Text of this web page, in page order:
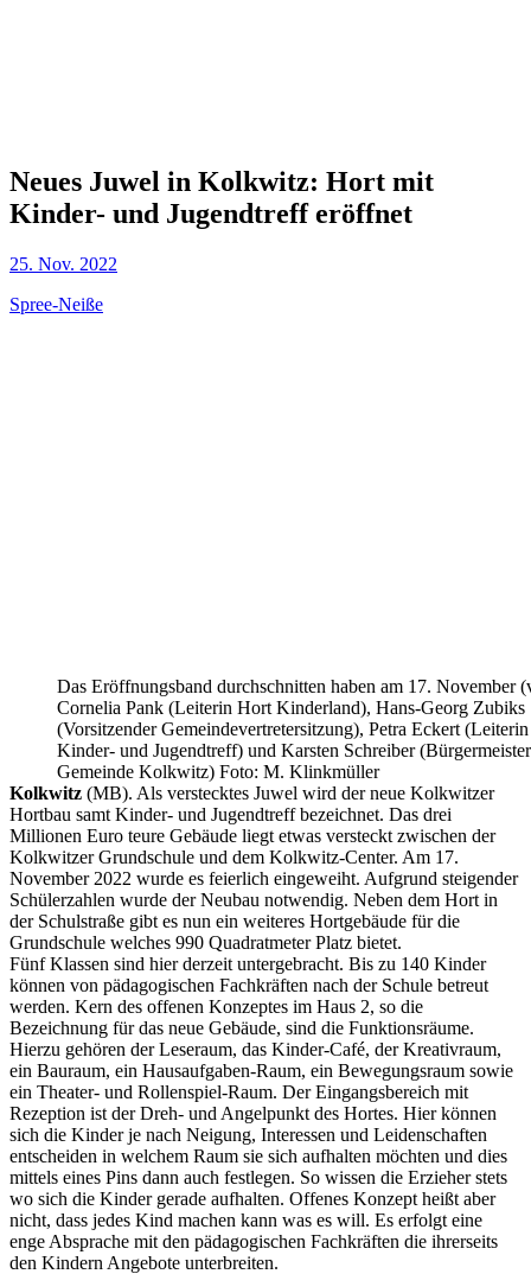
Neues Juwel in Kolkwitz: Hort mit
Kinder- und Jugendtreff eröffnet
25. Nov. 2022
Spree-Neiße
Das Eröffnungsband durchschnitten haben am 17. November
Cornelia Pank (Leiterin Hort Kinderland), Hans-Georg Zubiks
(Vorsitzender Gemeindevertretersitzung), Petra Eckert (Leiterin
Kinder- und Jugendtreff) und Karsten Schreiber (Bürgermeister
Gemeinde Kolkwitz) Foto: M. Klinkmüller
Kolkwitz (MB). Als verstecktes Juwel wird der neue Kolkwitzer
Hortbau samt Kinder- und Jugendtreff bezeichnet. Das drei
Millionen Euro teure Gebäude liegt etwas versteckt zwischen der
Kolkwitzer Grundschule und dem Kolkwitz-Center. Am 17.
November 2022 wurde es feierlich eingeweiht. Aufgrund steigender
Schülerzahlen wurde der Neubau notwendig. Neben dem Hort in
der Schulstraße gibt es nun ein weiteres Hortgebäude für die
Grundschule welches 990 Quadratmeter Platz bietet.
Fünf Klassen sind hier derzeit untergebracht. Bis zu 140 Kinder
können von pädagogischen Fachkräften nach der Schule betreut
werden. Kern des offenen Konzeptes im Haus 2, so die
Bezeichnung für das neue Gebäude, sind die Funktionsräume.
Hierzu gehören der Leseraum, das Kinder-Café, der Kreativraum,
ein Bauraum, ein Hausaufgaben-Raum, ein Bewegungsraum sowie
ein Theater- und Rollenspiel-Raum. Der Eingangsbereich mit
Rezeption ist der Dreh- und Angelpunkt des Hortes. Hier können
sich die Kinder je nach Neigung, Interessen und Leidenschaften
entscheiden in welchem Raum sie sich aufhalten möchten und dies
mittels eines Pins dann auch festlegen. So wissen die Erzieher stets
wo sich die Kinder gerade aufhalten. Offenes Konzept heißt aber
nicht, dass jedes Kind machen kann was es will. Es erfolgt eine
enge Absprache mit den pädagogischen Fachkräften die ihrerseits
den Kindern Angebote unterbreiten.